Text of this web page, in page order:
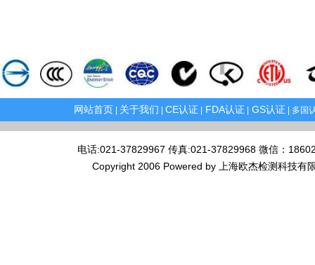
网站首页 关于我们 CE认证 FDA认证 GS认证 | 多国
电话:021-37829967 传真:021-37829968 微信：
Copyright 2006 Powered by 上海欧杰检测科技